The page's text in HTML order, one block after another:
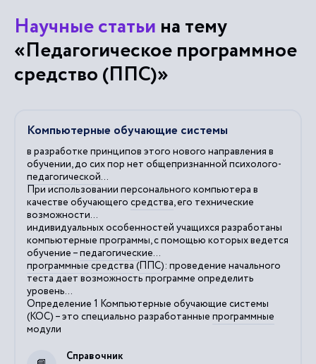
Научные статьи на тему
«Педагогическое программное
средство (ППС)»
Компьютерные обучающие системы
в разработке принципов этого нового направления в
обучении, до сих пор нет общепризнанной психолого-
педагогической...
При использовании персонального компьютера в
качестве обучающего средства, его технические
возможности...
индивидуальных особенностей учащихся разработаны
компьютерные программы, с помощью которых ведется
обучение –педагогические...
программныесредства(ППС): проведение начального
теста дает возможность программе определить
уровень...
Определение 1 Компьютерные обучающие системы
(КОС) – это специально разработанные программные
модули
Справочник